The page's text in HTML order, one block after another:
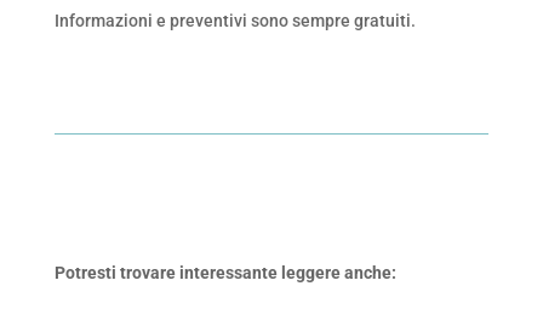
Informazioni e preventivi sono sempre gratuiti.
Potresti trovare interessante leggere anche: